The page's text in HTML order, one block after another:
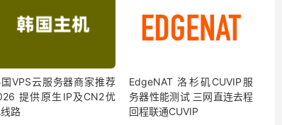
VPS云服务器商家推荐
提供原生IP及CN2优
路
EdgeNAT 洛杉矶CUVIP服
务器性能测试 三网直连去程
回程联通CUVIP